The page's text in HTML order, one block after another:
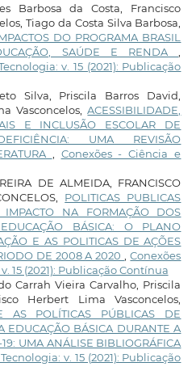
Barbosa da Costa, Francisco
Tiago da Costa Silva Barbosa,
DO PROGRAMA BRASIL
SAÚDE E RENDA
v. 15 (2021): Publicação
Silva, Priscila Barros David,
Vasconcelos,ACESSIBILIDADE,
E INCLUSÃO ESCOLAR DE
UMA REVISÃO
Conexões - Ciência e
DE ALMEIDA, FRANCISCO
POLITICAS PUBLICAS
NA FORMAÇÃO DOS
BÁSICA: O PLANO
E AS POLITICAS DE AÇÕES
DE 2008 A 2020
,Conexões
15 (2021): Publicação Contínua
Carrah Vieira Carvalho, Priscila
Herbert Lima Vasconcelos,
AS POLÍTICAS PÚBLICAS DE
EDUCAÇÃO BÁSICA DURANTE A
UMA ANÁLISE BIBLIOGRÁFICA
v. 15 (2021): Publicação